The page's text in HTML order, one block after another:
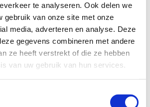
te analyseren. Ook delen we
gebruik van onze site met onze
media, adverteren en analyse. Deze
gegevens combineren met andere
ze heeft verstrekt of die ze hebben
van uw gebruik van hun services.
Midwestwaaiert uit over de gemeenten
Izegem, Ledegem,
Moorslede, Oostrozebeke, Pittem,
Staden, Tielt, Wielsbeke en Wingene met
circa 450km.
langs een gevarieerd ruraal en stedelijk
de troeven van de 16 gemeenten in drie